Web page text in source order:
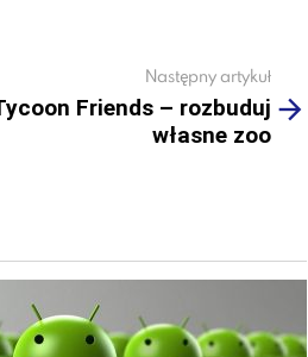
Następny artykuł
Friends – rozbuduj
własne zoo